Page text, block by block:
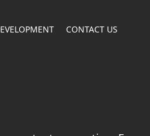
CONTACT US